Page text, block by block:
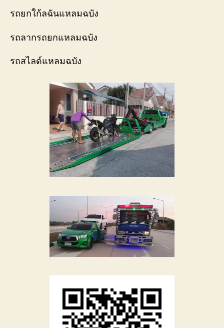
รถยกใก้ลฉันแหลมฉบัง
รถลากรถยกแหลมฉบัง
รถสไลด์แหลมฉบัง